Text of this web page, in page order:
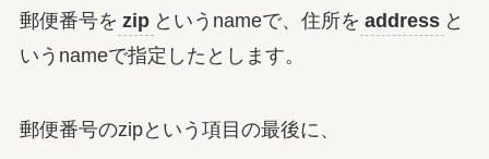
郵便番号を zip というnameで、住所を address と
いうnameで指定したとします。
郵便番号のzipという項目の最後に、